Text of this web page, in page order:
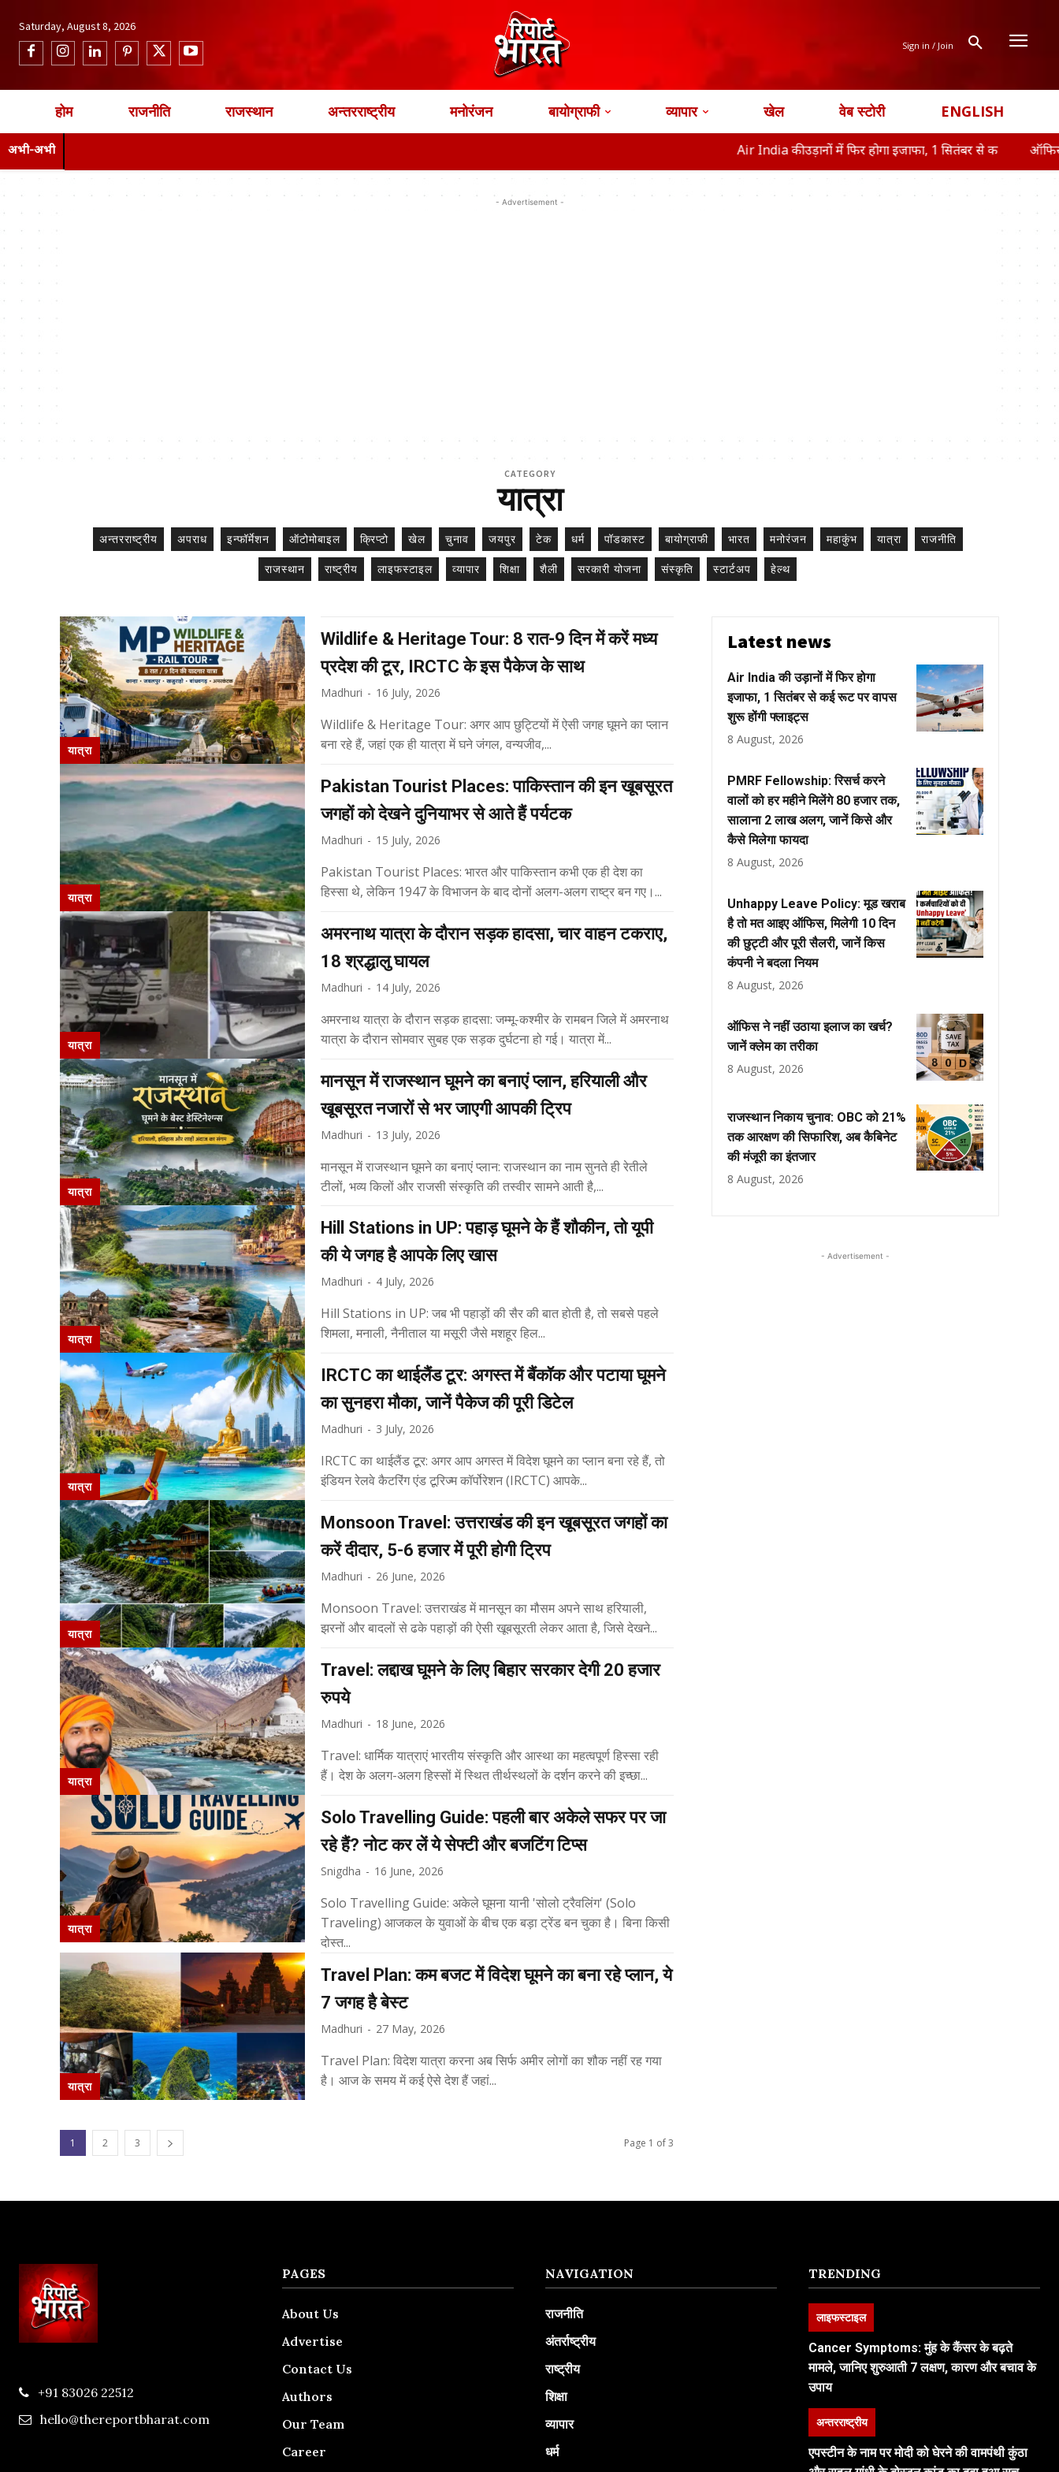
Saturday, August 8, 2026
Sign in / Join
होम राजनीति राजस्थान अन्तरराष्ट्रीय मनोरंजन बायोग्राफी व्यापार खेल वेब स्टोरी ENGLISH
अभी-अभी Air India की उड़ानों में फिर होगा इजाफा, 1 सितंबर से क ऑफिस ने नहीं
- Advertisement -
CATEGORY
यात्रा
अन्तरराष्ट्रीय अपराध इन्फॉर्मेशन ऑटोमोबाइल क्रिप्टो खेल चुनाव जयपुर टेक धर्म पॉडकास्ट बायोग्राफी भारत मनोरंजन महाकुंभ यात्रा
राजनीति
राजस्थान
राष्ट्रीय लाइफस्टाइल व्यापार शिक्षा शैली सरकारी योजना संस्कृति स्टार्टअप हेल्थ
यात्रा
Wildlife & Heritage Tour: 8 रात-9 दिन में करें मध्य
प्रदेश की टूर, IRCTC के इस पैकेज के साथ
Madhuri - 16 July, 2026
Wildlife & Heritage Tour: अगर आप छुट्टियों में ऐसी जगह घूमने का प्लान
बना रहे हैं, जहां एक ही यात्रा में घने जंगल, वन्यजीव,...
यात्रा
Pakistan Tourist Places: पाकिस्तान की इन खूबसूरत
जगहों को देखने दुनियाभर से आते हैं पर्यटक
Madhuri - 15 July, 2026
Pakistan Tourist Places: भारत और पाकिस्तान कभी एक ही देश का
हिस्सा थे, लेकिन 1947 के विभाजन के बाद दोनों अलग-अलग राष्ट्र बन गए।...
यात्रा
अमरनाथ यात्रा के दौरान सड़क हादसा, चार वाहन टकराए,
18 श्रद्धालु घायल
Madhuri - 14 July, 2026
अमरनाथ यात्रा के दौरान सड़क हादसा: जम्मू-कश्मीर के रामबन जिले में अमरनाथ
यात्रा के दौरान सोमवार सुबह एक सड़क दुर्घटना हो गई। यात्रा में...
यात्रा
मानसून में राजस्थान घूमने का बनाएं प्लान, हरियाली और
खूबसूरत नजारों से भर जाएगी आपकी ट्रिप
Madhuri - 13 July, 2026
मानसून में राजस्थान घूमने का बनाएं प्लान: राजस्थान का नाम सुनते ही रेतीले
टीलों, भव्य किलों और राजसी संस्कृति की तस्वीर सामने आती है,...
यात्रा
Hill Stations in UP: पहाड़ घूमने के हैं शौकीन, तो यूपी
की ये जगह है आपके लिए खास
Madhuri - 4 July, 2026
Hill Stations in UP: जब भी पहाड़ों की सैर की बात होती है, तो सबसे पहले
शिमला, मनाली, नैनीताल या मसूरी जैसे मशहूर हिल...
यात्रा
IRCTC का थाईलैंड टूर: अगस्त में बैंकॉक और पटाया घूमने
का सुनहरा मौका, जानें पैकेज की पूरी डिटेल
Madhuri - 3 July, 2026
IRCTC का थाईलैंड टूर: अगर आप अगस्त में विदेश घूमने का प्लान बना रहे हैं, तो
इंडियन रेलवे कैटरिंग एंड टूरिज्म कॉर्पोरेशन (IRCTC) आपके...
यात्रा
Monsoon Travel: उत्तराखंड की इन खूबसूरत जगहों का
करें दीदार, 5-6 हजार में पूरी होगी ट्रिप
Madhuri - 26 June, 2026
Monsoon Travel: उत्तराखंड में मानसून का मौसम अपने साथ हरियाली,
झरनों और बादलों से ढके पहाड़ों की ऐसी खूबसूरती लेकर आता है, जिसे देखने...
यात्रा
Travel: लद्दाख घूमने के लिए बिहार सरकार देगी 20 हजार
रुपये
Madhuri - 18 June, 2026
Travel: धार्मिक यात्राएं भारतीय संस्कृति और आस्था का महत्वपूर्ण हिस्सा रही
हैं। देश के अलग-अलग हिस्सों में स्थित तीर्थस्थलों के दर्शन करने की इच्छा...
यात्रा
Solo Travelling Guide: पहली बार अकेले सफर पर जा
रहे हैं? नोट कर लें ये सेफ्टी और बजटिंग टिप्स
Snigdha - 16 June, 2026
Solo Travelling Guide: अकेले घूमना यानी 'सोलो ट्रैवलिंग' (Solo
Traveling) आजकल के युवाओं के बीच एक बड़ा ट्रेंड बन चुका है। बिना किसी
दोस्त...
यात्रा
Travel Plan: कम बजट में विदेश घूमने का बना रहे प्लान, ये
7 जगह है बेस्ट
Madhuri - 27 May, 2026
Travel Plan: विदेश यात्रा करना अब सिर्फ अमीर लोगों का शौक नहीं रह गया
है। आज के समय में कई ऐसे देश हैं जहां...
1 2 3 Page 1 of 3
Latest news
Air India की उड़ानों में फिर होगा
इजाफा, 1 सितंबर से कई रूट पर वापस
शुरू होंगी फ्लाइट्स
8 August, 2026
PMRF Fellowship: रिसर्च करने
वालों को हर महीने मिलेंगे ₹80 हजार तक,
सालाना ₹2 लाख अलग, जानें किसे और
कैसे मिलेगा फायदा
8 August, 2026
Unhappy Leave Policy: मूड खराब
है तो मत आइए ऑफिस, मिलेगी 10 दिन
की छुट्टी और पूरी सैलरी, जानें किस
कंपनी ने बदला नियम
8 August, 2026
ऑफिस ने नहीं उठाया इलाज का खर्च?
जानें क्लेम का तरीका
8 August, 2026
राजस्थान निकाय चुनाव: OBC को 21%
तक आरक्षण की सिफारिश, अब कैबिनेट
की मंजूरी का इंतजार
8 August, 2026
- Advertisement -
+91 83026 22512
hello@thereportbharat.com
PAGES
About Us
Advertise
Contact Us
Authors
Our Team
Career
NAVIGATION
राजनीति
अंतर्राष्ट्रीय
राष्ट्रीय
शिक्षा
व्यापार
धर्म
TRENDING
लाइफस्टाइल
Cancer Symptoms: मुंह के कैंसर के बढ़ते
मामले, जानिए शुरुआती 7 लक्षण, कारण और बचाव के
उपाय
अन्तरराष्ट्रीय
एपस्टीन के नाम पर मोदी को घेरने की वामपंथी कुंठा